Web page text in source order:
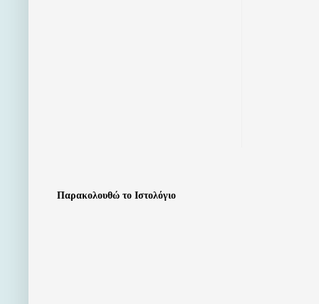
Παρακολουθώ το Ιστολόγιο